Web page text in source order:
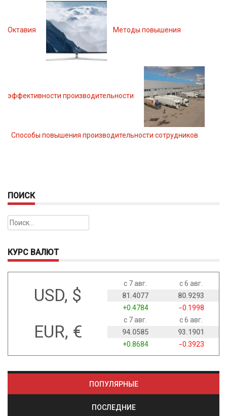
Октавия Методы повышения
эффективности производительности
Способы повышения производительности сотрудников
ПОИСК
Найти:
КУРС ВАЛЮТ
USD, $
с 7 авг.
с 6 авг.
81.4077
80.9293
+0.4784
−0.1998
EUR, €
с 7 авг.
с 6 авг.
94.0585
93.1901
+0.8684
−0.3923
ПОПУЛЯРНЫЕ
ПОСЛЕДНИЕ